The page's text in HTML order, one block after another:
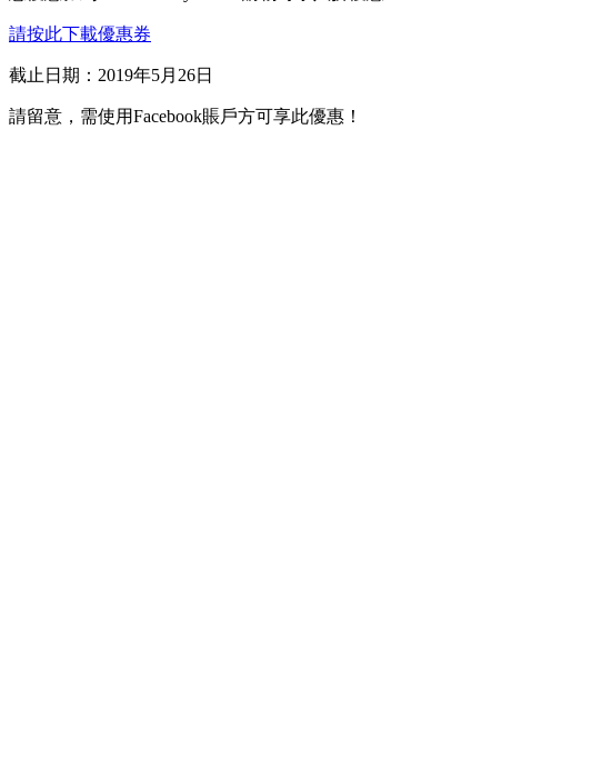
請按此下載優惠券
截止日期：2019年5月26日
請留意，需使用Facebook賬戶方可享此優惠！